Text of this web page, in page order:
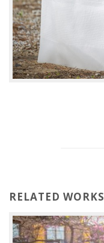
RELATED WORKS